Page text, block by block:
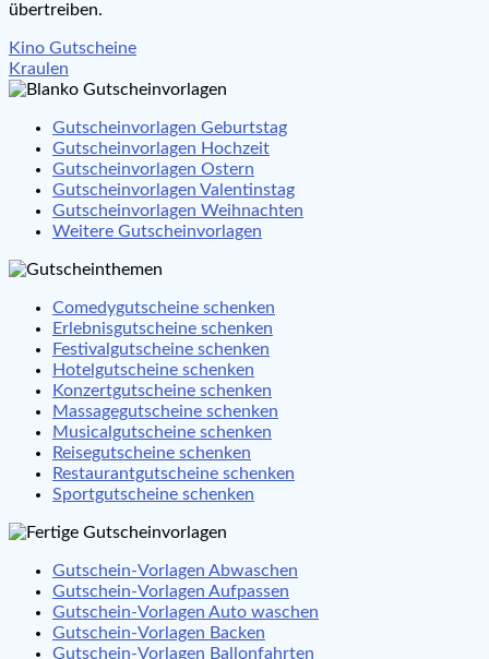
übertreiben.
Beitragsnavigation
Kino Gutscheine
Kraulen
Gutscheinvorlagen Geburtstag
Gutscheinvorlagen Hochzeit
Gutscheinvorlagen Ostern
Gutscheinvorlagen Valentinstag
Gutscheinvorlagen Weihnachten
Weitere Gutscheinvorlagen
Comedygutscheine schenken
Erlebnisgutscheine schenken
Festivalgutscheine schenken
Hotelgutscheine schenken
Konzertgutscheine schenken
Massagegutscheine schenken
Musicalgutscheine schenken
Reisegutscheine schenken
Restaurantgutscheine schenken
Sportgutscheine schenken
Gutschein-Vorlagen Abwaschen
Gutschein-Vorlagen Aufpassen
Gutschein-Vorlagen Auto waschen
Gutschein-Vorlagen Backen
Gutschein-Vorlagen Ballonfahrten